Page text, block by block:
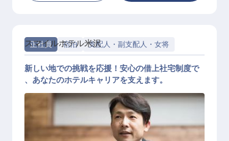
正社員 宿泊 支配人・副支配人・女将
スマイルホテル米沢
新しい地での挑戦を応援！安心の借上社宅制度で
、あなたのホテルキャリアを支えます。